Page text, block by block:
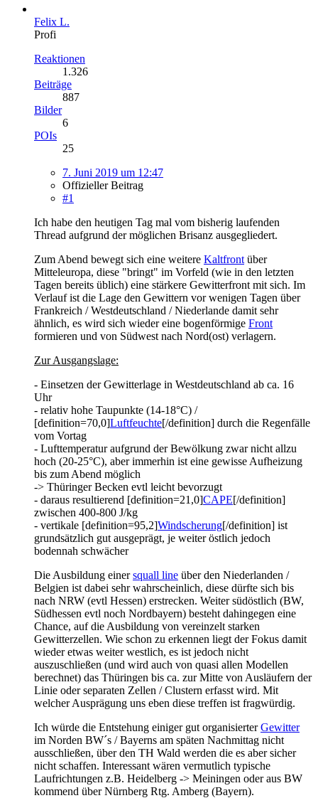
Felix L.
Profi
Reaktionen
1.326
Beiträge
887
Bilder
6
POIs
25
7. Juni 2019 um 12:47
Offizieller Beitrag
#1
Ich habe den heutigen Tag mal vom bisherig laufenden
Thread aufgrund der möglichen Brisanz ausgegliedert.
Zum Abend bewegt sich eine weitere Kaltfront über
Mitteleuropa, diese "bringt" im Vorfeld (wie in den letzten
Tagen bereits üblich) eine stärkere Gewitterfront mit sich. Im
Verlauf ist die Lage den Gewittern vor wenigen Tagen über
Frankreich / Westdeutschland / Niederlande damit sehr
ähnlich, es wird sich wieder eine bogenförmige Front
formieren und von Südwest nach Nord(ost) verlagern.
Zur Ausgangslage:
- Einsetzen der Gewitterlage in Westdeutschland ab ca. 16
Uhr
- relativ hohe Taupunkte (14-18°C) /
[definition=70,0]Luftfeuchte[/definition] durch die Regenfälle
vom Vortag
- Lufttemperatur aufgrund der Bewölkung zwar nicht allzu
hoch (20-25°C), aber immerhin ist eine gewisse Aufheizung
bis zum Abend möglich
-> Thüringer Becken evtl leicht bevorzugt
- daraus resultierend [definition=21,0]CAPE[/definition]
zwischen 400-800 J/kg
- vertikale [definition=95,2]Windscherung[/definition] ist
grundsätzlich gut ausgeprägt, je weiter östlich jedoch
bodennah schwächer
Die Ausbildung einersquall line über den Niederlanden /
Belgien ist dabei sehr wahrscheinlich, diese dürfte sich bis
nach NRW (evtl Hessen) erstrecken. Weiter südöstlich (BW,
Südhessen evtl noch Nordbayern) besteht dahingegen eine
Chance, auf die Ausbildung von vereinzelt starken
Gewitterzellen. Wie schon zu erkennen liegt der Fokus damit
wieder etwas weiter westlich, es ist jedoch nicht
auszuschließen (und wird auch von quasi allen Modellen
berechnet) das Thüringen bis ca. zur Mitte von Ausläufern der
Linie oder separaten Zellen / Clustern erfasst wird. Mit
welcher Ausprägung uns eben diese treffen ist fragwürdig.
Ich würde die Entstehung einiger gut organisierterGewitter
im Norden BW´s / Bayerns am späten Nachmittag nicht
ausschließen, über den TH Wald werden die es aber sicher
nicht schaffen. Interessant wären vermutlich typische
Laufrichtungen z.B. Heidelberg -> Meiningen oder aus BW
kommend über Nürnberg Rtg. Amberg (Bayern).